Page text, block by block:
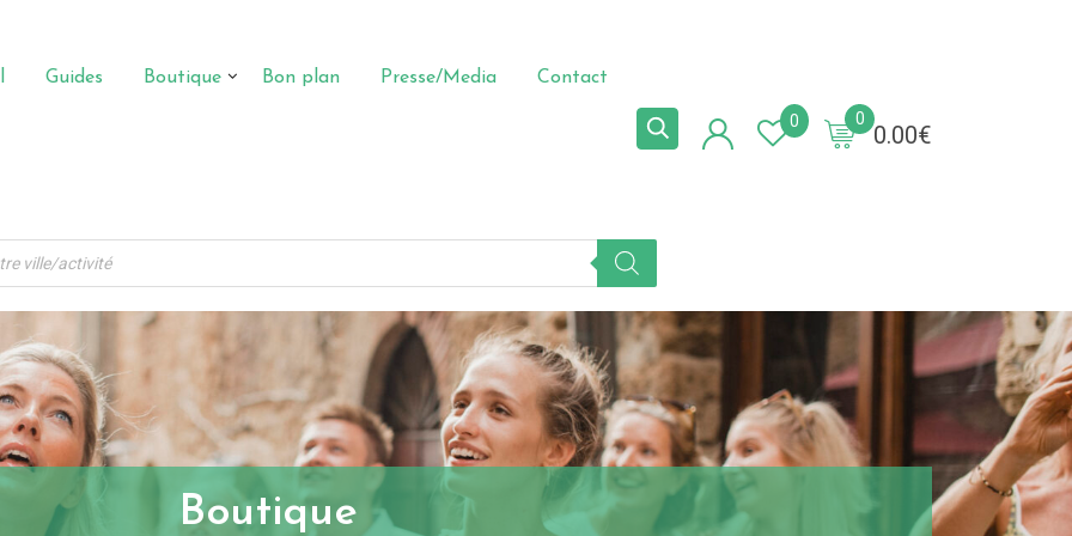
Guides Boutique Bon plan Presse/Media Contact
0.00€
0
0
Boutique